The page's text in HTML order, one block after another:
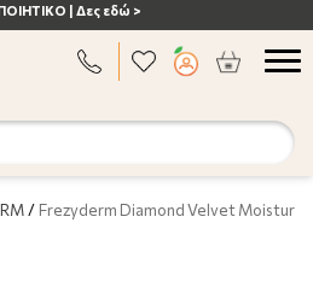
| Δες εδώ >
/ Frezyderm Diamond Velvet